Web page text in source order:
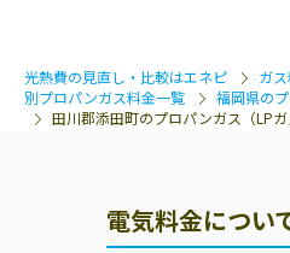
光熱費の見直し・比較はエネピ ガ
別プロパンガス料金一覧
福岡県の
田川郡添田町のプロパンガス（LP
電気料金につい